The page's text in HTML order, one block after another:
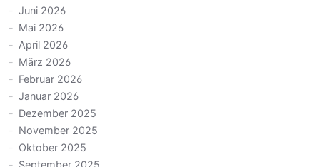
Juni 2026
Mai 2026
April 2026
März 2026
Februar 2026
Januar 2026
Dezember 2025
November 2025
Oktober 2025
September 2025